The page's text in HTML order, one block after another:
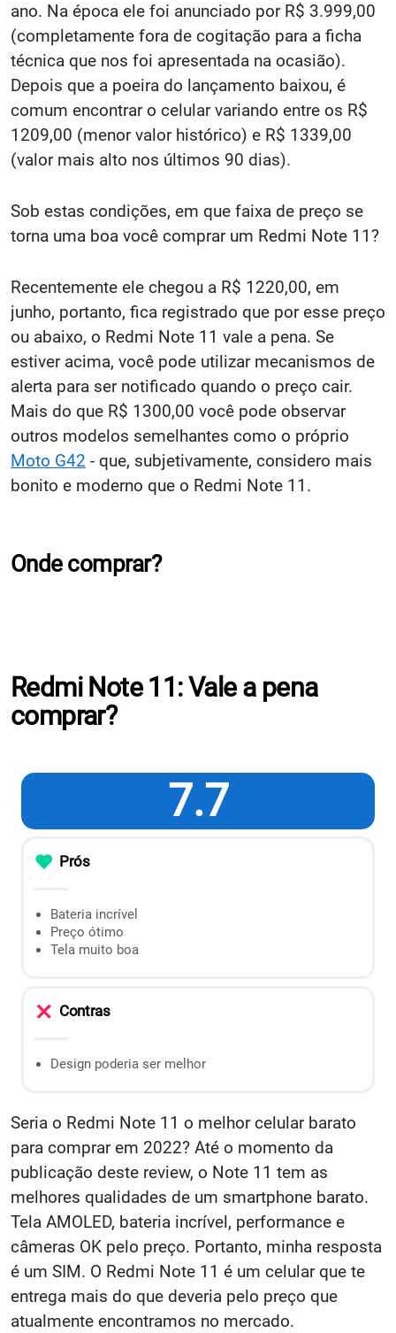
ano. Na época ele foi anunciado por R$ 3.999,00
(completamente fora de cogitação para a ficha
técnica que nos foi apresentada na ocasião).
Depois que a poeira do lançamento baixou, é
comum encontrar o celular variando entre os R$
1209,00 (menor valor histórico) e R$ 1339,00
(valor mais alto nos últimos 90 dias).
Sob estas condições, em que faixa de preço se
torna uma boa você comprar um Redmi Note 11?
Recentemente ele chegou a R$ 1220,00, em
junho, portanto, fica registrado que por esse preço
ou abaixo, o Redmi Note 11 vale a pena. Se
estiver acima, você pode utilizar mecanismos de
alerta para ser notificado quando o preço cair.
Mais do que R$ 1300,00 você pode observar
outros modelos semelhantes como o próprio
Moto G42 - que, subjetivamente, considero mais
bonito e moderno que o Redmi Note 11.
Onde comprar?
Redmi Note 11: Vale a pena
comprar?
7.7
Prós
Bateria incrível
Preço ótimo
Tela muito boa
Contras
Design poderia ser melhor
Seria o Redmi Note 11 o melhor celular barato
para comprar em 2022? Até o momento da
publicação deste review, o Note 11 tem as
melhores qualidades de um smartphone barato.
Tela AMOLED, bateria incrível, performance e
câmeras OK pelo preço. Portanto, minha resposta
é um SIM. O Redmi Note 11 é um celular que te
entrega mais do que deveria pelo preço que
atualmente encontramos no mercado.